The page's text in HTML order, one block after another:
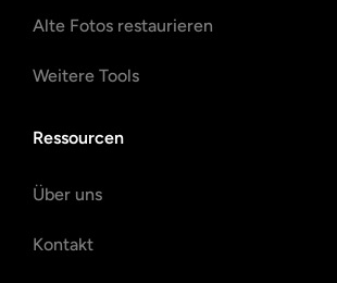
Alte Fotos restaurieren
Weitere Tools
Ressourcen
Über uns
Kontakt